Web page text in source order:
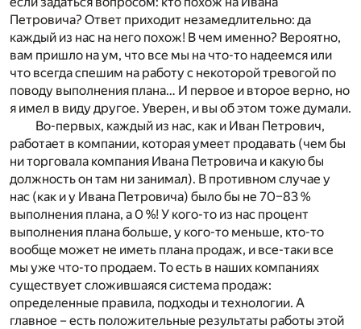
Петровича? Ответ приходит незамедлительно: да
каждый из нас на него похож! В чем именно? Вероятно,
вам пришло на ум, что все мы на что-то надеемся или
что всегда спешим на работу с некоторой тревогой по
поводу выполнения плана… И первое и второе верно, но
я имел в виду другое. Уверен, и вы об этом тоже думали.
Во-первых, каждый из нас, как и Иван Петрович,
работает в компании, которая умеет продавать (чем бы
ни торговала компания Ивана Петровича и какую бы
должность он там ни занимал). В противном случае у
нас (как и у Ивана Петровича) было бы не 70–83 %
выполнения плана, а 0 %! У кого-то из нас процент
выполнения плана больше, у кого-то меньше, кто-то
вообще может не иметь плана продаж, и все-таки все
мы уже что-то продаем. То есть в наших компаниях
существует сложившаяся система продаж:
определенные правила, подходы и технологии. А
главное – есть положительные результаты работы этой